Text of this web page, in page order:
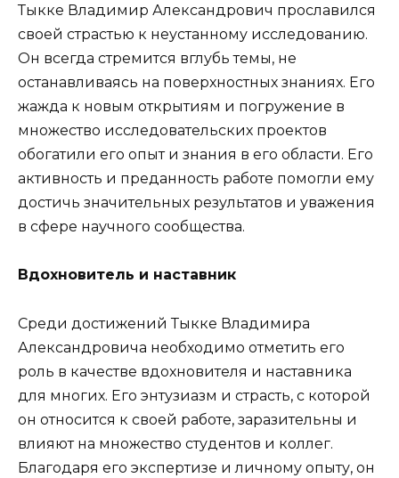
Тыкке Владимир Александрович прославился
своей страстью к неустанному исследованию.
Он всегда стремится вглубь темы, не
останавливаясь на поверхностных знаниях. Его
жажда к новым открытиям и погружение в
множество исследовательских проектов
обогатили его опыт и знания в его области. Его
активность и преданность работе помогли ему
достичь значительных результатов и уважения
в сфере научного сообщества.
Вдохновитель и наставник
Среди достижений Тыкке Владимира
Александровича необходимо отметить его
роль в качестве вдохновителя и наставника
для многих. Его энтузиазм и страсть, с которой
он относится к своей работе, заразительны и
влияют на множество студентов и коллег.
Благодаря его экспертизе и личному опыту, он